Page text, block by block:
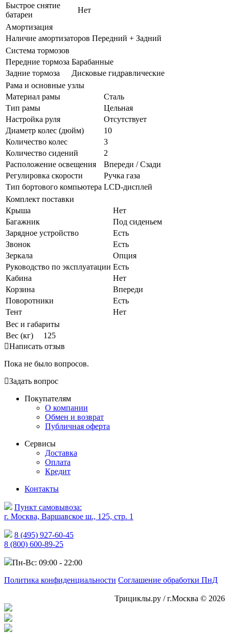
Быстрое снятие
батареи
Нет
Амортизация
Наличие амортизаторов Передний + Задний
Система тормозов
Передние тормоза Барабанные
Задние тормоза
Дисковые гидравлические
Рама и основные узлы
Материал рамы
Сталь
Тип рамы
Цельная
Настройка руля
Отсутствует
Диаметр колес (дюйм)
10
Количество колес
3
Количество сидений
2
Расположение освещения
Впереди / Сзади
Регулировка скорости
Ручка газа
Тип бортового компьютера LCD-дисплей
Комплект поставки
Крыша
Нет
Багажник
Под сиденьем
Зарядное устройство
Есть
Звонок
Есть
Зеркала
Опция
Руководство по эксплуатации Есть
Кабина
Нет
Корзина
Впереди
Поворотники
Есть
Тент
Нет
Вес и габариты
Вес (кг)
125
Написать отзыв
Пока не было вопросов.
Задать вопрос
Покупателям
О компании
Обмен и возврат
Публичная оферта
Сервисы
Доставка
Оплата
Кредит
Контакты
Пункт самовывоза:
г. Москва, Варшавское ш., 125, стр. 1
8 (495) 927-60-45
8 (800) 600-89-25
Пн-Вс: 09:00 - 22:00
Политика конфиденциальности Соглашение обработки ПнД
Трициклы.ру / г.Москва © 2026